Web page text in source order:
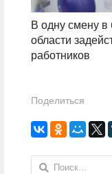
В одну смену в
области
работников
Поделиться
Найти: